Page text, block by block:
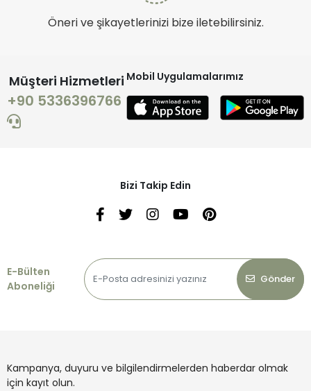
Öneri ve şikayetlerinizi bize iletebilirsiniz.
Müşteri Hizmetleri
+90 5336396766
Mobil Uygulamalarımız
Bizi Takip Edin
E-Bülten
Aboneliği
Gönder
Kampanya, duyuru ve bilgilendirmelerden haberdar olmak
için kayıt olun.